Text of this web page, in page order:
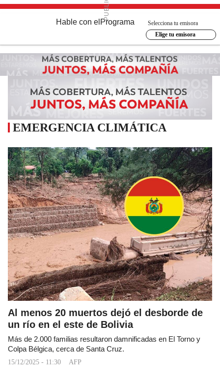
Hable con el Programa
Selecciona tu emisora
Elige tu emisora
EMERGENCIA CLIMÁTICA
Al menos 20 muertos dejó el desborde de
un río en el este de Bolivia
Más de 2.000 familias resultaron damnificadas en El Torno y
Colpa Bélgica, cerca de Santa Cruz.
15/12/2025 - 11:30 AFP